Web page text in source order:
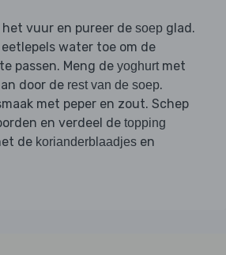
het vuur en pureer de soep glad.
eetlepels water toe om de
passen. Meng de yoghurtmet
door de rest van de soep.
met peper en zout. Schep
en verdeel de topping
de korianderblaadjes en